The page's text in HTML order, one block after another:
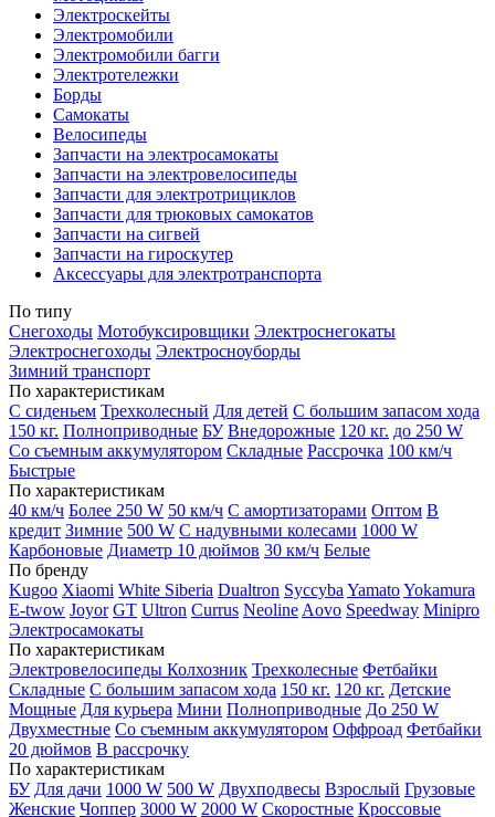
Электроскейты
Электромобили
Электромобили багги
Электротележки
Борды
Самокаты
Велосипеды
Запчасти на электросамокаты
Запчасти на электровелосипеды
Запчасти для электротрициклов
Запчасти для трюковых самокатов
Запчасти на сигвей
Запчасти на гироскутер
Аксессуары для электротранспорта
По типу
Снегоходы Мотобуксировщики Электроснегокаты
Электроснегоходы Электросноуборды
Зимний транспорт
По характеристикам
С сиденьем Трехколесный Для детей С большим запасом хода
150 кг. Полноприводные БУ Внедорожные 120 кг. до 250 W
Со съемным аккумулятором Складные Рассрочка 100 км/ч
Быстрые
По характеристикам
40 км/ч Более 250 W 50 км/ч С амортизаторами Оптом В
кредит Зимние 500 W С надувными колесами 1000 W
Карбоновые Диаметр 10 дюймов 30 км/ч Белые
По бренду
Kugoo Xiaomi White Siberia Dualtron Syccyba YamatoYokamura
E-twow Joyor GT Ultron Currus Neoline Aovo Speedway Minipro
Электросамокаты
По характеристикам
Электровелосипеды Колхозник Трехколесные Фетбайки
Складные С большим запасом хода 150 кг. 120 кг. Детские
Мощные Для курьера Мини Полноприводные До 250 W
Двухместные Со съемным аккумулятором Оффроад Фетбайки
20 дюймов В рассрочку
По характеристикам
БУ Для дачи 1000 W 500 W Двухподвесы Взрослый Грузовые
Женские Чоппер 3000 W 2000 W Скоростные Кроссовые